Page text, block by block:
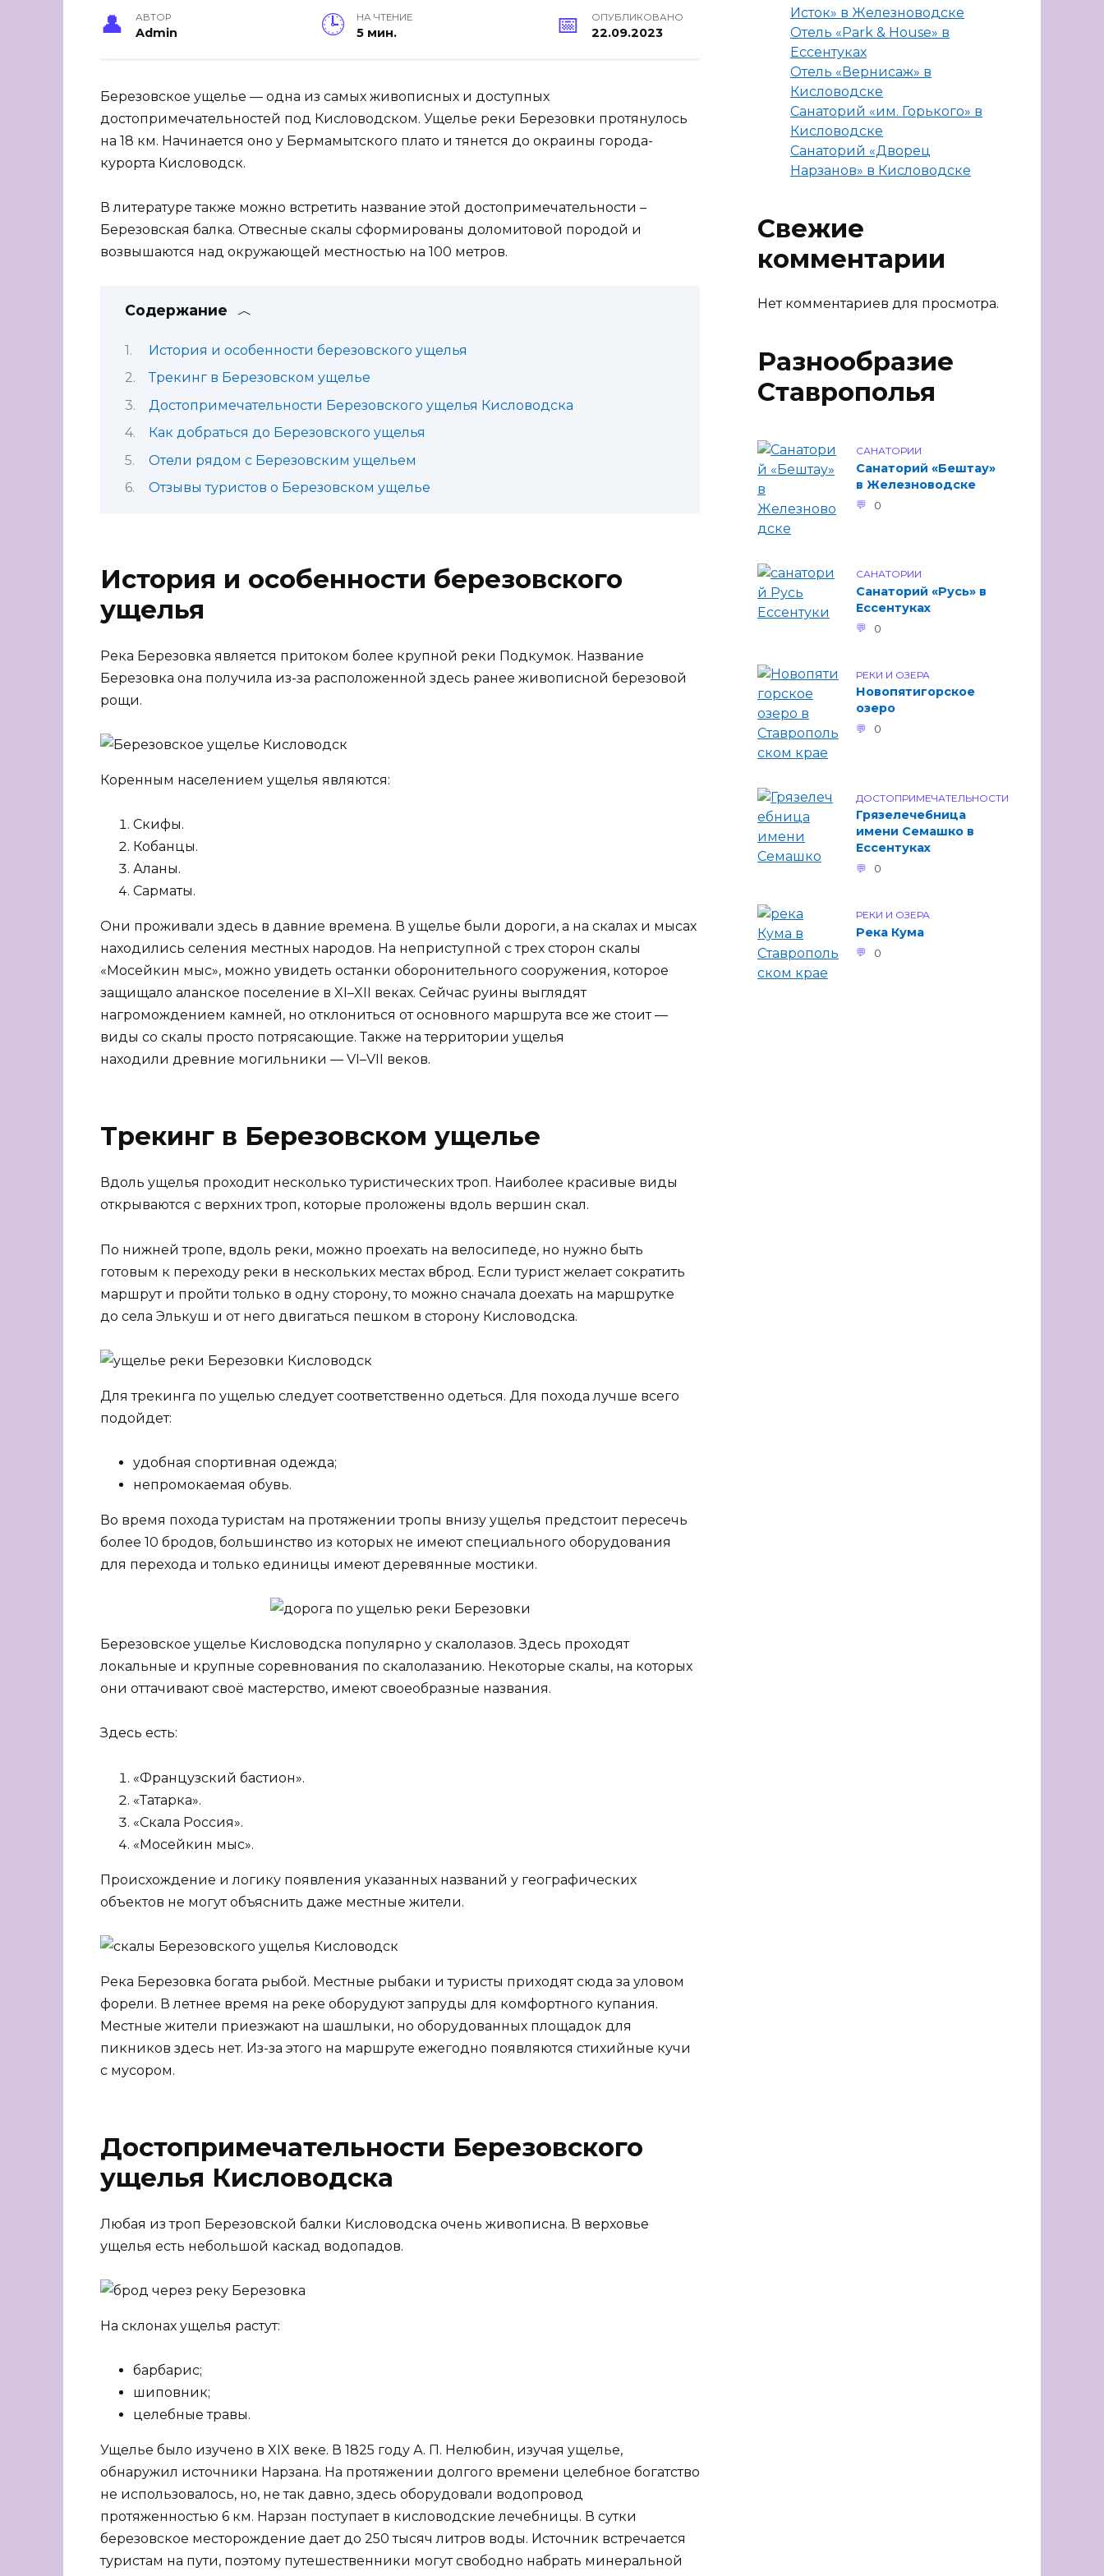
АВТОР
Admin
НА ЧТЕНИЕ
5 мин.
ОПУБЛИКОВАНО
22.09.2023
Березовское ущелье — одна из самых живописных и доступных
достопримечательностей под Кисловодском. Ущелье реки Березовки протянулось
на 18 км. Начинается оно у Бермамытского плато и тянется до окраины города-
курорта Кисловодск.
В литературе также можно встретить название этой достопримечательности –
Березовская балка. Отвесные скалы сформированы доломитовой породой и
возвышаются над окружающей местностью на 100 метров.
Содержание
История и особенности березовского ущелья
Трекинг в Березовском ущелье
Достопримечательности Березовского ущелья Кисловодска
Как добраться до Березовского ущелья
Отели рядом с Березовским ущельем
Отзывы туристов о Березовском ущелье
История и особенности березовского
ущелья
Река Березовка является притоком более крупной реки Подкумок. Название
Березовка она получила из-за расположенной здесь ранее живописной березовой
рощи.
Коренным населением ущелья являются:
Скифы.
Кобанцы.
Аланы.
Сарматы.
Они проживали здесь в давние времена. В ущелье были дороги, а на скалах и мысах
находились селения местных народов. На неприступной с трех сторон скалы
«Мосейкин мыс», можно увидеть останки оборонительного сооружения, которое
защищало аланское поселение в XI–XII веках. Сейчас руины выглядят
нагромождением камней, но отклониться от основного маршрута все же стоит —
виды со скалы просто потрясающие. Также на территории ущелья
находили древние могильники — VI–VII веков.
Трекинг в Березовском ущелье
Вдоль ущелья проходит несколько туристических троп. Наиболее красивые виды
открываются с верхних троп, которые проложены вдоль вершин скал.
По нижней тропе, вдоль реки, можно проехать на велосипеде, но нужно быть
готовым к переходу реки в нескольких местах вброд. Если турист желает сократить
маршрут и пройти только в одну сторону, то можно сначала доехать на маршрутке
до села Элькуш и от него двигаться пешком в сторону Кисловодска.
Для трекинга по ущелью следует соответственно одеться. Для похода лучше всего
подойдет:
удобная спортивная одежда;
непромокаемая обувь.
Во время похода туристам на протяжении тропы внизу ущелья предстоит пересечь
более 10 бродов, большинство из которых не имеют специального оборудования
для перехода и только единицы имеют деревянные мостики.
Березовское ущелье Кисловодска популярно у скалолазов. Здесь проходят
локальные и крупные соревнования по скалолазанию. Некоторые скалы, на которых
они оттачивают своё мастерство, имеют своеобразные названия.
Здесь есть:
«Французский бастион».
«Татарка».
«Скала Россия».
«Мосейкин мыс».
Происхождение и логику появления указанных названий у географических
объектов не могут объяснить даже местные жители.
Река Березовка богата рыбой. Местные рыбаки и туристы приходят сюда за уловом
форели. В летнее время на реке оборудуют запруды для комфортного купания.
Местные жители приезжают на шашлыки, но оборудованных площадок для
пикников здесь нет. Из-за этого на маршруте ежегодно появляются стихийные кучи
с мусором.
Достопримечательности Березовского
ущелья Кисловодска
Любая из троп Березовской балки Кисловодска очень живописна. В верховье
ущелья есть небольшой каскад водопадов.
На склонах ущелья растут:
барбарис;
шиповник;
целебные травы.
Ущелье было изучено в XIX веке. В 1825 году А. П. Нелюбин, изучая ущелье,
обнаружил источники Нарзана. На протяжении долгого времени целебное богатство
не использовалось, но, не так давно, здесь оборудовали водопровод
протяженностью 6 км. Нарзан поступает в кисловодские лечебницы. В сутки
березовское месторождение дает до 250 тысяч литров воды. Источник встречается
туристам на пути, поэтому путешественники могут свободно набрать минеральной
Исток» в Железноводске
Отель «Park & House» в
Ессентуках
Отель «Вернисаж» в
Кисловодске
Санаторий «им. Горького» в
Кисловодске
Санаторий «Дворец
Нарзанов» в Кисловодске
Свежие
комментарии
Нет комментариев для просмотра.
Разнообразие
Ставрополья
САНАТОРИИ
Санаторий «Бештау»
в Железноводске
0
САНАТОРИИ
Санаторий «Русь» в
Ессентуках
0
РЕКИ И ОЗЕРА
Новопятигорское
озеро
0
ДОСТОПРИМЕЧАТЕЛЬНОСТИ
Грязелечебница
имени Семашко в
Ессентуках
0
РЕКИ И ОЗЕРА
Река Кума
0